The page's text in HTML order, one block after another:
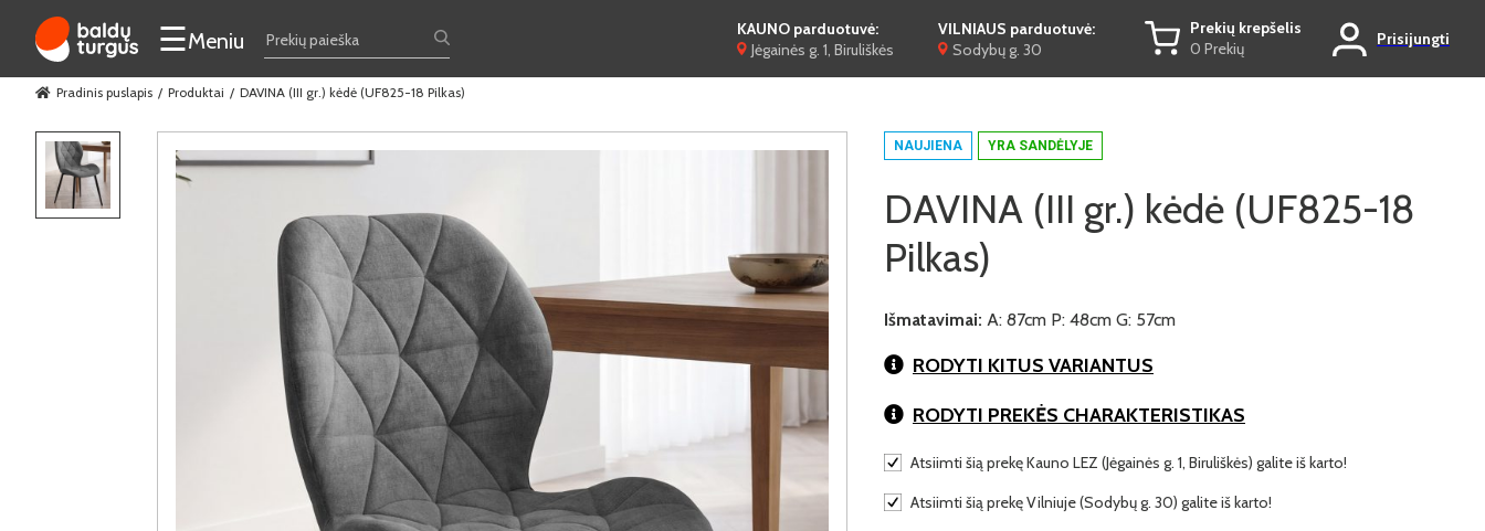
☰Meniu
KAUNO parduotuvė:
Jėgainės g. 1, Biruliškės
VILNIAUS parduotuvė:
Sodybų g. 30
Prekių krepšelis
0 Prekių
Prisijungti
Pradinis puslapis Produktai DAVINA (III gr.) kėdė (UF825-18 Pilkas)
NAUJIENA YRA SANDĖLYJE
DAVINA (III gr.) kėdė (UF825-18
Pilkas)
Išmatavimai: A: 87cm P: 48cm G: 57cm
RODYTI KITUS VARIANTUS
RODYTI PREKĖS CHARAKTERISTIKAS
Atsiimti šią prekę Kauno LEZ (Jėgainės g. 1, Biruliškės) galite iš karto!
Atsiimti šią prekę Vilniuje (Sodybų g. 30) galite iš karto!